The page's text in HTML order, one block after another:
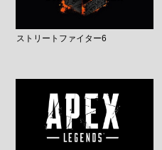
ストリートファイター6